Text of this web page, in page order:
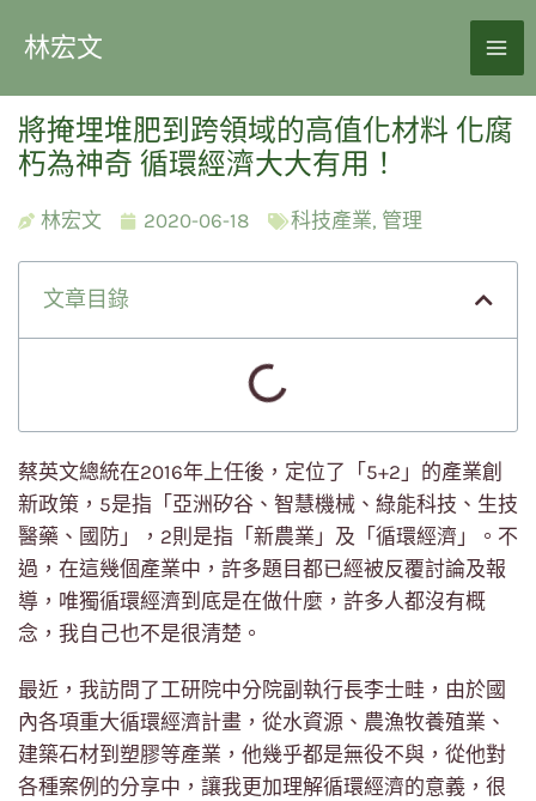
林宏文
將掩埋堆肥到跨領域的高值化材料 化腐
朽為神奇 循環經濟大大有用！
林宏文 2020-06-18 科技產業, 管理
文章目錄
蔡英文總統在2016年上任後，定位了「5+2」的產業創
新政策，5是指「亞洲矽谷、智慧機械、綠能科技、生技
醫藥、國防」，2則是指「新農業」及「循環經濟」。不
過，在這幾個產業中，許多題目都已經被反覆討論及報
導，唯獨循環經濟到底是在做什麼，許多人都沒有概
念，我自己也不是很清楚。
最近，我訪問了工研院中分院副執行長李士畦，由於國
內各項重大循環經濟計畫，從水資源、農漁牧養殖業、
建築石材到塑膠等產業，他幾乎都是無役不與，從他對
各種案例的分享中，讓我更加理解循環經濟的意義，很